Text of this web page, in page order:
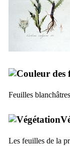
Feuilles
Les feuilles de la